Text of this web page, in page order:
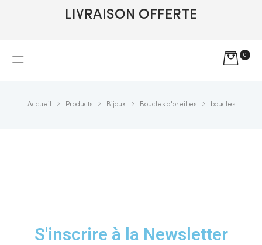
LIVRAISON OFFERTE
0
Accueil Products Bijoux Boucles d'oreilles boucles
S'inscrire à la Newsletter